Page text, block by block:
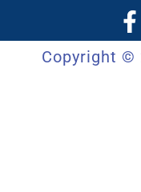
Copyright ©